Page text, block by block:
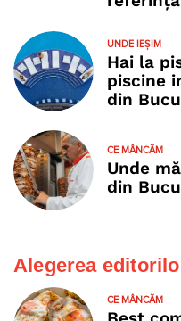
UNDE IEȘIM
Hai la
piscine
din
CE MÂNCĂM
Unde
din
Alegerea
CE MÂNCĂM